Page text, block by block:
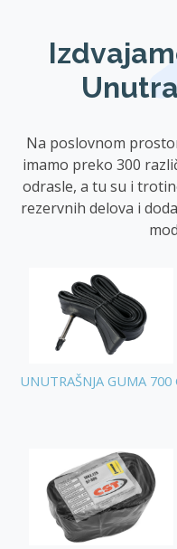
Na poslovnom
imamo preko 300
odrasle, a tu su i
rezervnih delova i
UNUTRAŠNJA GUMA 700